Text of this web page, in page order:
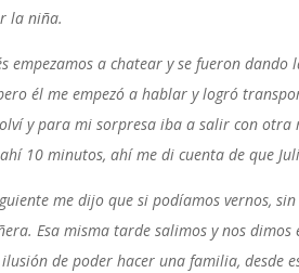
la niña.
empezamos a chatear y se fueron
él me empezó a hablar y logró
y para mi sorpresa iba a salir con
10 minutos, ahí me di cuenta de que
me dijo que si podíamos vernos,
Esa misma tarde salimos y nos
de poder hacer una familia, desde